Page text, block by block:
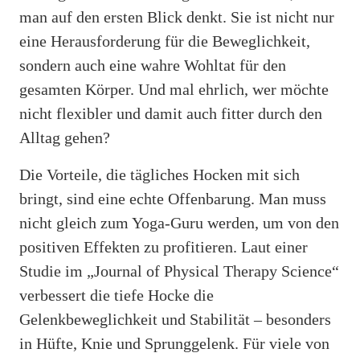
man auf den ersten Blick denkt. Sie ist nicht nur
eine Herausforderung für die Beweglichkeit,
sondern auch eine wahre Wohltat für den
gesamten Körper. Und mal ehrlich, wer möchte
nicht flexibler und damit auch fitter durch den
Alltag gehen?
Die Vorteile, die tägliches Hocken mit sich
bringt, sind eine echte Offenbarung. Man muss
nicht gleich zum Yoga-Guru werden, um von den
positiven Effekten zu profitieren. Laut einer
Studie im „Journal of Physical Therapy Science“
verbessert die tiefe Hocke die
Gelenkbeweglichkeit und Stabilität – besonders
in Hüfte, Knie und Sprunggelenk. Für viele von